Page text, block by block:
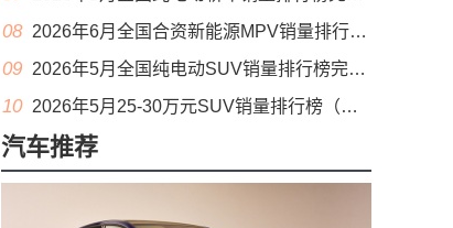
08 2026年6月全国合资新能源MPV销量排行榜完整版(零售量
09 2026年5月全国纯电动SUV销量排行榜完整版(零售量
10 2026年5月25-30万元SUV销量排行榜（零售量）
汽车推荐